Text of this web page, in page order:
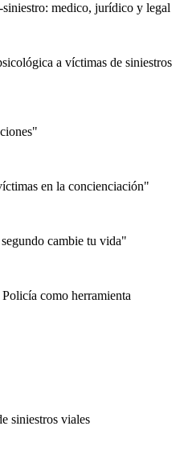
medico, jurídico y legal
a víctimas de siniestros
en la concienciación"
cambie tu vida"
como herramienta
siniestros viales